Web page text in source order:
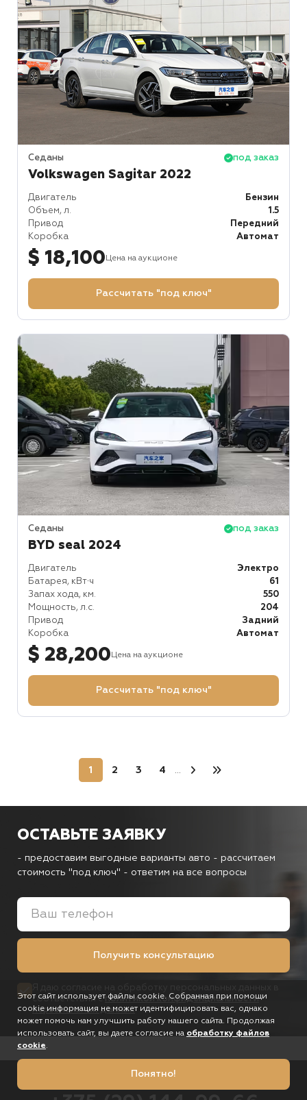
Седаны под заказ
Volkswagen Sagitar 2022
Двигатель
Бензин
Объем, л.
1.5
Привод
Передний
Коробка
Автомат
$ 18,100 Цена на аукционе
Рассчитать "под ключ"
Седаны под заказ
BYD seal 2024
Двигатель
Электро
Батарея, кВт⋅ч
61
Запах хода, км.
550
Мощность, л.с.
204
Привод
Задний
Коробка
Автомат
$ 28,200 Цена на аукционе
Рассчитать "под ключ"
1 2 3 4 ...
ОСТАВЬТЕ ЗАЯВКУ
- предоставим выгодные варианты авто - рассчитаем
стоимость "под ключ" - ответим на все вопросы
Получить консультацию
соответствии с политикой конфиденциальности
персональных данных
Этот сайт использует файлы cookie. Собранная при помощи
cookie информация не может идентифицировать вас, однако
может помочь нам улучшить работу нашего сайта. Продолжая
использовать сайт, вы даете согласие на обработку файлов
cookie.
Понятно!